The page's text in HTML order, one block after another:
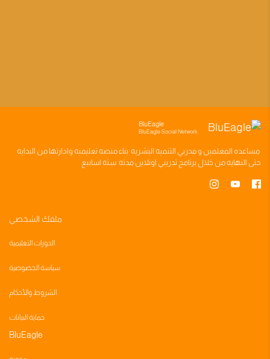
BluEagle
BluEagle Social Network
مساعده المعلمين ومدربي التنميه البشريه بناءمنصه تعليميه وادارتها من البدايه
حتى النهايه من خلال برنامج تدريبي اونلاين مدته سته اسابيع
ملفك الشخصي
الدورات التعليمية
سياسة الخصوصية
الشروط والأحكام
حماية البيانات
BluEagle